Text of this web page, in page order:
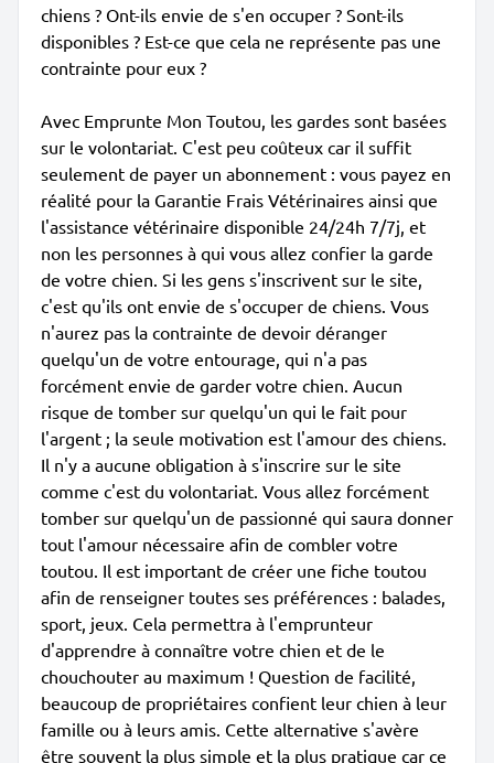
chiens ? Ont-ils envie de s'en occuper ? Sont-ils
disponibles ? Est-ce que cela ne représente pas une
contrainte pour eux ?
Avec Emprunte Mon Toutou, les gardes sont basées
sur le volontariat. C'est peu coûteux car il suffit
seulement de payer un abonnement : vous payez en
réalité pour la Garantie Frais Vétérinaires ainsi que
l'assistance vétérinaire disponible 24/24h 7/7j, et
non les personnes à qui vous allez confier la garde
de votre chien. Si les gens s'inscrivent sur le site,
c'est qu'ils ont envie de s'occuper de chiens. Vous
n'aurez pas la contrainte de devoir déranger
quelqu'un de votre entourage, qui n'a pas
forcément envie de garder votre chien. Aucun
risque de tomber sur quelqu'un qui le fait pour
l'argent ; la seule motivation est l'amour des chiens.
Il n'y a aucune obligation à s'inscrire sur le site
comme c'est du volontariat. Vous allez forcément
tomber sur quelqu'un de passionné qui saura donner
tout l'amour nécessaire afin de combler votre
toutou. Il est important de créer une fiche toutou
afin de renseigner toutes ses préférences : balades,
sport, jeux. Cela permettra à l'emprunteur
d'apprendre à connaître votre chien et de le
chouchouter au maximum ! Question de facilité,
beaucoup de propriétaires confient leur chien à leur
famille ou à leurs amis. Cette alternative s'avère
être souvent la plus simple et la plus pratique car ce